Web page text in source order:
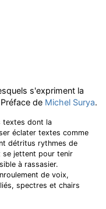
s'expriment la
de Michel Surya.
textes dont la
éclater textes comme
détritus rythmes de
se jettent pour tenir
à rassasier.
de voix,
spectres et chairs